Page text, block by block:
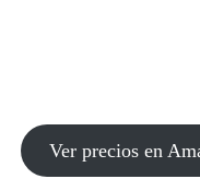
Ver precios en